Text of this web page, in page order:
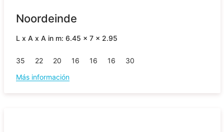
Noordeinde
L x A x A in m: 6.45 x 7 x 2.95
35 22 20 16 16 16
30
Más información